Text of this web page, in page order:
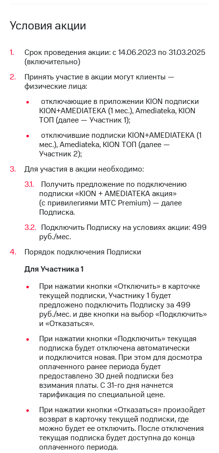
Роуминг
группа
SIM-
карту
Оформить
eSIM
SIM-
карта
для
иностранцев
Оформить
чистый
номер
красивый
номер
Заменить
SIM-
Перейти
на
eSIM
Для дома
Выберите
и подключите
ТВ
с выгодным
тарифом
Тарифы
Интернет,
ТВ и телефон
для дома
Тарифы
и МТС
Супер
дешевле
при
оплате
с карты
МТС
Деньги
Выберите
и подключите
ТВ
с выгодным
тарифом
Тарифы
ТВ и телефон
для дома
Услуги
Личный
кабинет
интернета
и
ТВ
кабинет
спутникового
ТВ
Скачать
приложение
Мой
МТС
Акции
Видеонаблюдение
для дома
Условия акции
Срок проведения акции: с 14.06.2023 по 31.03.2025
(включительно)
Принять участие в акции могут клиенты —
физические лица:
отключающие в приложении KION подписки
KION+AMEDIATEKA (1 мес.), Amediateka, KION
ТОП (далее — Участник 1);
отключившие подписки KION+AMEDIATEKA (1
мес.), Amediateka, KION ТОП (далее —
Участник 2);
Для участия в акции необходимо:
Получить предложение по подключению
подписки «KION + AMEDIATEKA акция»
(с привилегиями МТС Premium) — далее
Подписка.
Подключить Подписку на условиях акции: 499
руб./мес.
Порядок подключения Подписки
Для Участника 1
При нажатии кнопки «Отключить» в карточке
текущей подписки, Участнику 1 будет
предложено подключить Подписку за 499
руб./мес. и две кнопки на выбор «Подключить»
и «Отказаться».
При нажатии кнопки «Подключить» текущая
подписка будет отключена автоматически
и подключится новая. При этом для досмотра
оплаченного ранее периода будет
предоставлено 30 дней подписки без
взимания платы. С31-го дня начнется
тарификация по специальной цене.
При нажатии кнопки «Отказаться» произойдет
возврат в карточку текущей подписки, где
можно будет ее отключить. После отключения
текущая подписка будет доступна до конца
оплаченного периода.